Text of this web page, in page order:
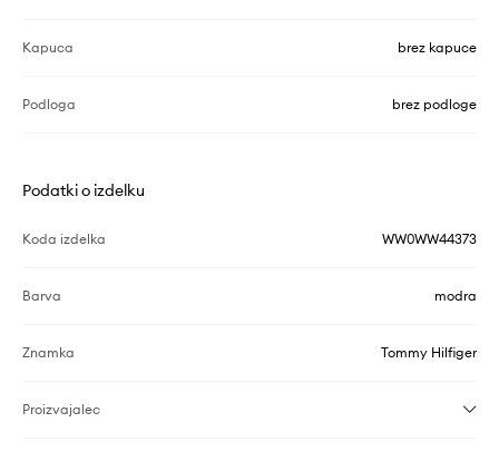
Kapuca brez kapuce
Podloga brez podloge
Podatki o izdelku
Koda izdelka WW0WW44373
Barva modra
Znamka Tommy Hilfiger
Proizvajalec